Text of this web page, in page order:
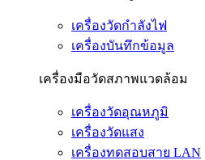
เครื่องวัดกำลังไฟ
เครื่องบันทึกข้อมูล
เครื่องมือวัดสภาพแวดล้อม
เครื่องวัดอุณหภูมิ
เครื่องวัดแสง
เครื่องทดสอบสาย LAN